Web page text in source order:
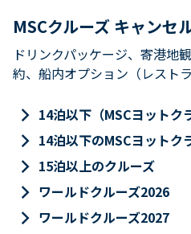
MSCクルーズ キャンセ
ドリンクパッケージ、寄港地
約、船内オプション（レスト
keyboard_arrow_right 14泊以下（MSCヨットク
keyboard_arrow_right 14泊以下のMSCヨットク
keyboard_arrow_right 15泊以上のクルーズ
keyboard_arrow_right ワールドクルーズ2026
keyboard_arrow_right ワールドクルーズ2027